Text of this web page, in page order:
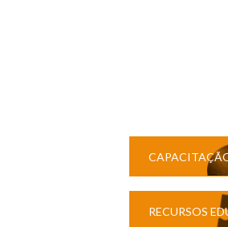
RECURSOS